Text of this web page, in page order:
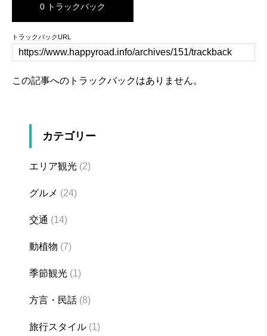
0 トラックバック
トラックバックURL
この記事へのトラックバックはありません。
カテゴリー
エリア観光 (2)
グルメ (24)
交通 (14)
動植物 (7)
季節観光 (1)
方言・民話 (8)
旅行スタイル (1)